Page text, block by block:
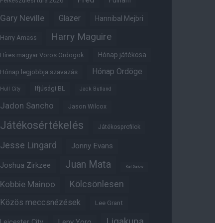
Gary Neville Glazer Hannibal Mejbri
Harry Amass Harry Maguire
Híres magyar Vörös Ördögök Hónap játékosa
Hónap legjobbja szavazás Hónap Ördöge
Hull City Ifjúsági BL Jack Butland
Jadon Sancho Jason Wilcox
Játékosértékelés Játékosprofilok
Jesse Lingard Jonny Evans
Joshua Zirkzee Juan Mata Karl Darlow
Kobbie Mainoo Kölcsönlesen
Közös meccsnézések Lee Grant